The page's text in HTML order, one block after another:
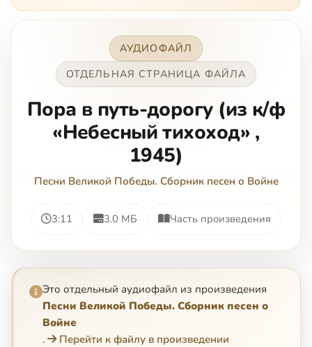
АУДИОФАЙЛ
ОТДЕЛЬНАЯ СТРАНИЦА ФАЙЛА
Пора в путь-дорогу (из к/ф
«Небесный тихоход» ,
1945)
Песни Великой Победы. Сборник песен о Войне
3:11 3.0 МБ Часть произведения
Это отдельный аудиофайл из произведения
Песни Великой Победы. Сборник песен о
Войне
.
Перейти к файлу в произведении